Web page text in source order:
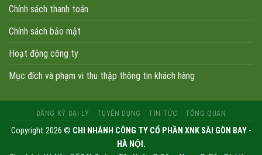
Chính sách thanh toán
Chính sách bảo mật
Hoạt động công ty
Mục đích và phạm vi thu thập thông tin khách hàng
ĐĂNG KÝ ĐẠI LÝ TUYỂN DỤNG TIN TỨC TỔNG QUAN
Copyright 2026 © CHI NHÁNH CÔNG TY CỔ PHẦN XNK SÀI GÒN BAY -
HÀ NỘI.